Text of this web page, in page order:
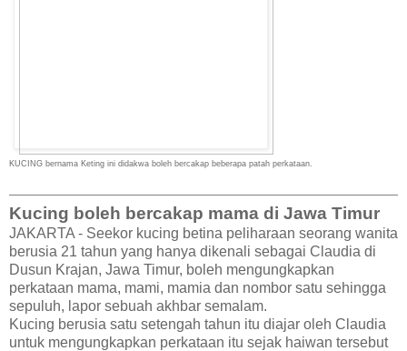
KUCING bernama Keting ini didakwa boleh bercakap beberapa patah perkataan.
Kucing boleh bercakap mama di Jawa Timur
JAKARTA - Seekor kucing betina peliharaan seorang wanita
berusia 21 tahun yang hanya dikenali sebagai Claudia di
Dusun Krajan, Jawa Timur, boleh mengungkapkan
perkataan mama, mami, mamia dan nombor satu sehingga
sepuluh, lapor sebuah akhbar semalam.
Kucing berusia satu setengah tahun itu diajar oleh Claudia
untuk mengungkapkan perkataan itu sejak haiwan tersebut